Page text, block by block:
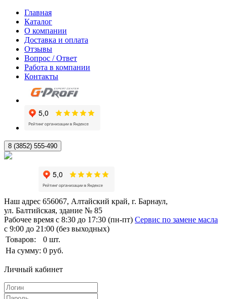
Главная
Каталог
О компании
Доставка и оплата
Отзывы
Вопрос / Ответ
Работа в компании
Контакты
8 (3852) 555-490
Наш адрес 656067, Алтайский край, г. Барнаул,
ул. Балтийская, здание № 85
Рабочее время с 8:30 до 17:30 (пн-пт) Сервис по замене масла
с 9:00 до 21:00 (без выходных)
Товаров:
0 шт.
На сумму: 0 руб.
Личный кабинет